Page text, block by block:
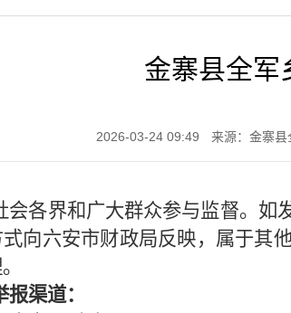
金寨县全军
2026-03-24 09:49 来源：金寨县
会各界和广大群众参与监督。如
向六安市财政局反映，属于其
报渠道：